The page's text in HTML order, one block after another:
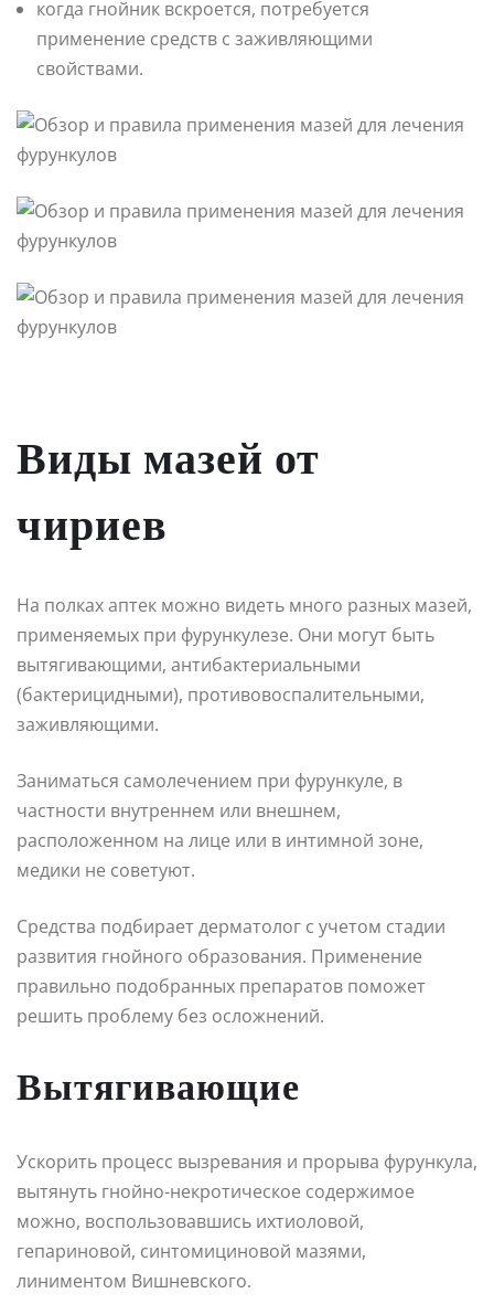
когда гнойник вскроется, потребуется
применение средств с заживляющими
свойствами.
Виды мазей от
чириев
На полках аптек можно видеть много разных мазей,
применяемых при фурункулезе. Они могут быть
вытягивающими, антибактериальными
(бактерицидными), противовоспалительными,
заживляющими.
Заниматься самолечением при фурункуле, в
частности внутреннем или внешнем,
расположенном на лице или в интимной зоне,
медики не советуют.
Средства подбирает дерматолог с учетом стадии
развития гнойного образования. Применение
правильно подобранных препаратов поможет
решить проблему без осложнений.
Вытягивающие
Ускорить процесс вызревания и прорыва фурункула,
вытянуть гнойно-некротическое содержимое
можно, воспользовавшись ихтиоловой,
гепариновой, синтомициновой мазями,
линиментом Вишневского.